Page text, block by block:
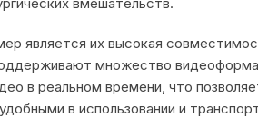
является их высокая
множество
в реальном времени, что
в использовании и